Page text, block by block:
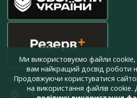
press@armyinform.com.ua
Ми використовуємо файли
вам найкращий досвід роботи
Продовжуючи користуватися
на використання файлів cookie.